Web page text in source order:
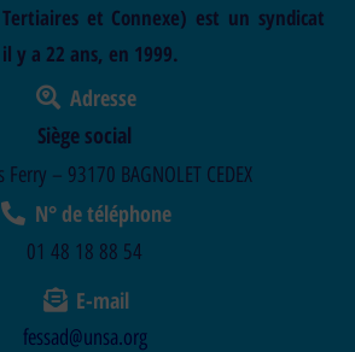
et Connexe) est un syndicat
y a 22 ans, en 1999.
Adresse
Siège social
Ferry – 93170 BAGNOLET CEDEX
N° de téléphone
01 48 18 88 54
E-mail
fessad@unsa.org